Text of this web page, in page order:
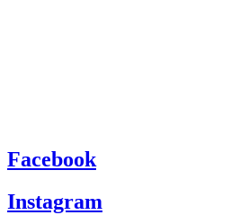
Facebook
Instagram